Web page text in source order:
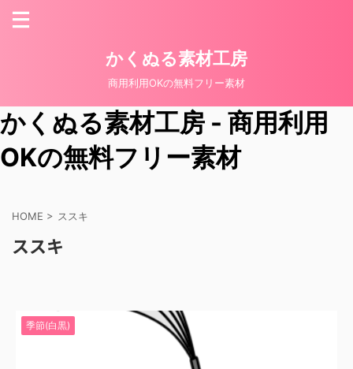
かくぬる素材工房
商用利用OKの無料フリー素材
かくぬる素材工房 - 商用利用
OKの無料フリー素材
HOME > ススキ
ススキ
季節(白黒)